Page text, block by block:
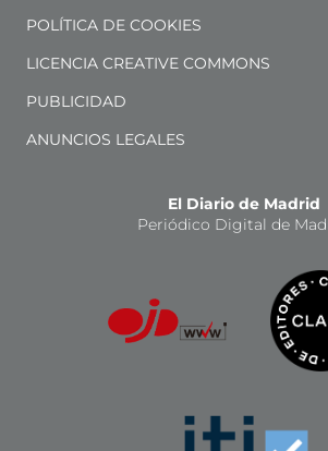
POLÍTICA DE COOKIES
LICENCIA CREATIVE COMMONS
PUBLICIDAD
ANUNCIOS LEGALES
El Diario de Madrid
Periódico Digital de